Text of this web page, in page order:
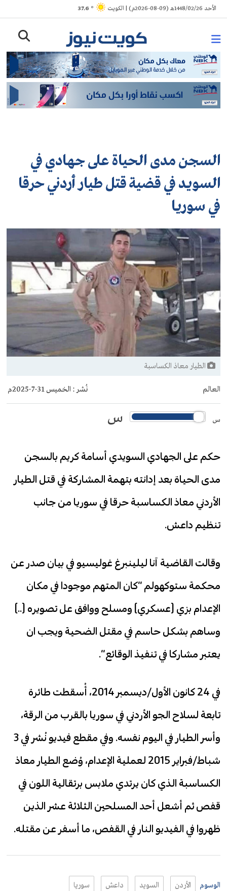
Skip
to
الأحد 1448/02/26هـ (09-08-2026م) | الكويت ° 37.6
السجن مدى الحياة على جهادي في
السويد في قضية قتل طيار أردني حرقا
في سوريا
الطيار معاذ الكساسبة
العالم نُشر : الخميس 31-7-2025م
س س
حكم على الجهادي السويدي أسامة كريم بالسجن
مدى الحياة بعد إدانته بتهمة المشاركة في قتل الطيار
الأردني معاذ الكساسبة حرقا في سوريا من جانب
تنظيم داعش.
وقالت القاضية آنا ليلينبرغ غوليسيو في بيان صدر عن
محكمة ستوكهولم “كان المتهم موجودا في مكان
الإعدام بزي (عسكري) ومسلح ووافق عل تصويره (..)
وساهم بشكل حاسم في مقتل الضحية ويجب ان
يعتبر مشاركا في تنفيذ الوقائع”.
في 24 كانون الأول/ديسمبر 2014، أُسقطت طائرة
تابعة لسلاح الجو الأردني في سوريا بالقرب من الرقة،
وأسر الطيار في اليوم نفسه. وفي مقطع فيديو نُشر في 3
شباط/فبراير 2015 لعملية الإعدام، وُضع الطيار معاذ
الكساسبة الذي كان يرتدي ملابس برتقالية اللون في
قفص ثم أشعل أحد المسلحين الثلاثة عشر الذين
ظهروا في الفيديو النار في القفص، ما أسفر عن مقتله.
الوسوم الأردن السويد داعش سوريا